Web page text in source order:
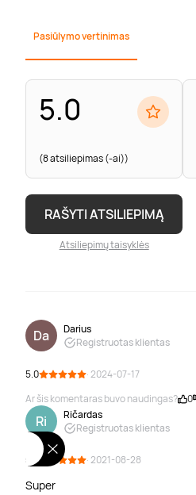
Pasiūlymo vertinimas
5.0
(8 atsiliepimas (-ai))
RAŠYTI ATSILIEPIMĄ
Atsiliepimų taisyklės
Da
Darius
Registruotas klientas
5.0
· 2024-07-17
Ar šis komentaras buvo naudingas?
0
Ri
Ričardas
Registruotas klientas
5.0 · 2021-08-28
Super